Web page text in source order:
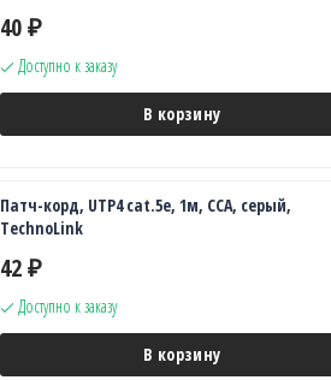
40 ₽
Доступно к заказу
В корзину
Патч-корд, UTP4 cat.5е, 1м, CCA, серый,
TechnoLink
42 ₽
Доступно к заказу
В корзину